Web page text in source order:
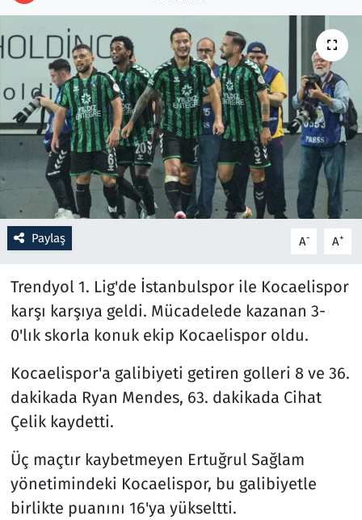
Paylaş A- A+
Trendyol 1. Lig'de İstanbulspor ile Kocaelispor
karşı karşıya geldi. Mücadelede kazanan 3-
0'lık skorla konuk ekip Kocaelispor oldu.
Kocaelispor'a galibiyeti getiren golleri 8 ve 36.
dakikada Ryan Mendes, 63. dakikada Cihat
Çelik kaydetti.
Üç maçtır kaybetmeyen Ertuğrul Sağlam
yönetimindeki Kocaelispor, bu galibiyetle
birlikte puanını 16'ya yükseltti.
Otomobil
Oyun
Ramazan
Resmi İlanlar
Rüya Tabirleri
Sağlık
Savunma Sanayi
Seçim 2023
Teknoloji ve Bilim